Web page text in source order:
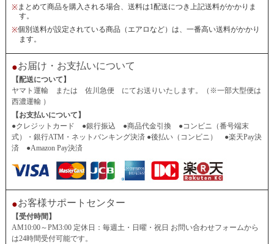
※まとめて商品を購入される場合、送料は1配送につき上記送料がかかりま
す。
※個別送料が設定されている商品（エアロなど）は、一番高い送料がかかり
ます。
●お届け・お支払いについて
【配送について】
ヤマト運輸 または 佐川急便 にてお送りいたします。（※一部大型便は
西濃運輸 ）
【お支払いについて】
●クレジットカード ●銀行振込 ●商品代金引換 ●コンビニ（番号端末
式）・銀行ATM・ネットバンキング決済 ●後払い（コンビニ） ●楽天Pay決
済 ●Amazon Pay決済
●お客様サポートセンター
【受付時間】
AM10:00～PM3:00 定休日：毎週土・日曜・祝日 お問い合わせフォームから
は24時間受付可能です。